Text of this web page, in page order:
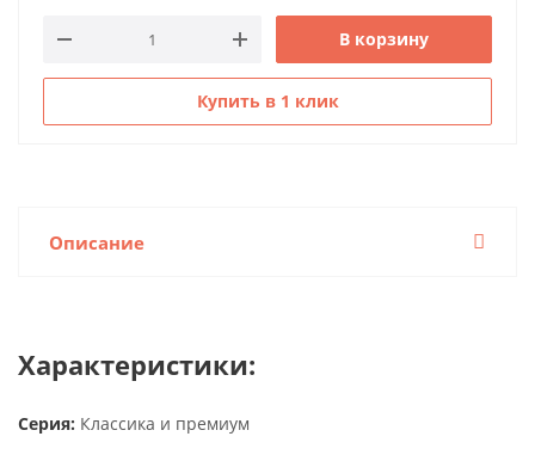
В корзину
Купить в 1 клик
Описание
Характеристики:
Серия: Классика и премиум